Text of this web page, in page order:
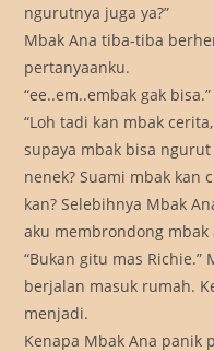
ngurutnya juga ya?”
Mbak Ana tiba-tiba
pertanyaanku.
“ee..em..embak gak
“Loh tadi kan mbak
supaya mbak bisa
nenek? Suami mbak kan
kan? Selebihnya Mbak
aku membrondong
“Bukan gitu mas
berjalan masuk rumah.
menjadi.
Kenapa Mbak Ana panik